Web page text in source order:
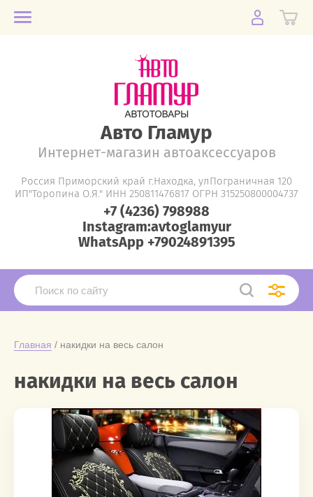
Авто Гламур
Интернет-магазин автоаксессуаров
Россия Приморский край г.Находка, улПограничная 120
ИП"Торопина О.Я." ИНН 250811476817 ОГРН 315250800004737
+7 (4236) 798988
Instagram:avtoglamyur
WhatsApp +79024891395
Главная / накидки на весь салон
накидки на весь салон